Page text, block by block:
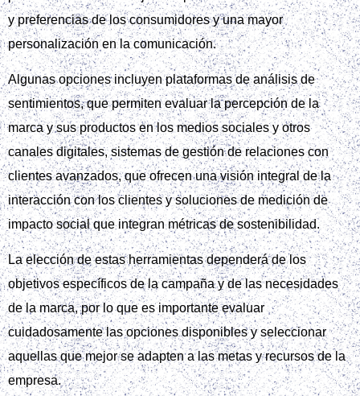
y preferencias de los consumidores y una mayor
personalización en la comunicación.
Algunas opciones incluyen plataformas de análisis de
sentimientos, que permiten evaluar la percepción de la
marca y sus productos en los medios sociales y otros
canales digitales, sistemas de gestión de relaciones con
clientes avanzados, que ofrecen una visión integral de la
interacción con los clientes y soluciones de medición de
impacto social que integran métricas de sostenibilidad.
La elección de estas herramientas dependerá de los
objetivos específicos de la campaña y de las necesidades
de la marca, por lo que es importante evaluar
cuidadosamente las opciones disponibles y seleccionar
aquellas que mejor se adapten a las metas y recursos de la
empresa.